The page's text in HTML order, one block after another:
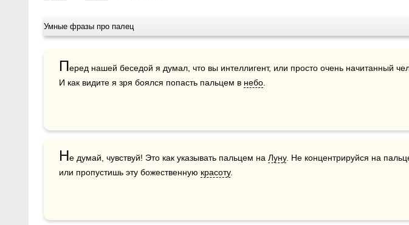
Умные фразы про палец
Перед нашей беседой я думал, что вы интеллигент, или просто очень начитанный
И как видите я зря боялся попасть пальцем в небо
Не думай, чувствуй! Это как указывать пальцем на Луну. Не концентрируйся на
или пропустишь эту божественную красоту.